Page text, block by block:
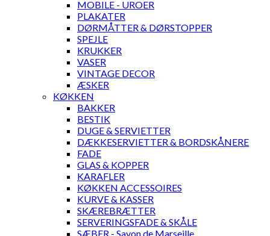
MOBILE - UROER
PLAKATER
DØRMÅTTER & DØRSTOPPER
SPEJLE
KRUKKER
VASER
VINTAGE DECOR
ÆSKER
KØKKEN
BAKKER
BESTIK
DUGE & SERVIETTER
DÆKKESERVIETTER & BORDSKÅNERE
FADE
GLAS & KOPPER
KARAFLER
KØKKEN ACCESSOIRES
KURVE & KASSER
SKÆREBRÆTTER
SERVERINGSFADE & SKÅLE
SÆBER - Savon de Marseille